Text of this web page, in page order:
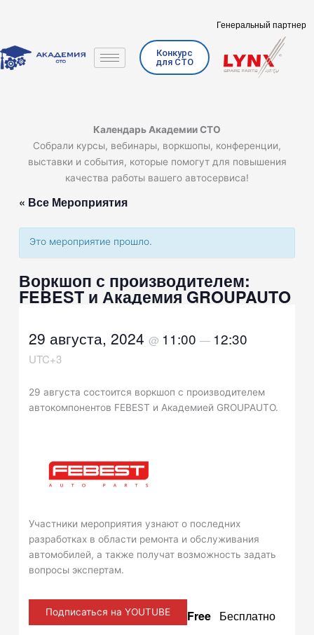
Конкурс
для СТО
Генеральный партнер
Календарь Академии СТО
Собрали курсы, вебинары, воркшопы, конференции,
выставки и события, которые помогут для повышения
качества работы вашего автосервиса!
« Все Мероприятия
Это мероприятие прошло.
Воркшоп с производителем:
FEBEST и Академия GROUPAUTO
29 августа, 2024@ 11:00— 12:30
UTC+3
29 августа состоится воркшоп с производителем
автокомпонентов FEBEST и Академией GROUPAUTO.
Участники мероприятия узнают о последних
разработках в области ремонта и обслуживания
автомобилей, а также получат возможность задать
вопросы экспертам.
Подписаться на YOUTUBE Free Бесплатно